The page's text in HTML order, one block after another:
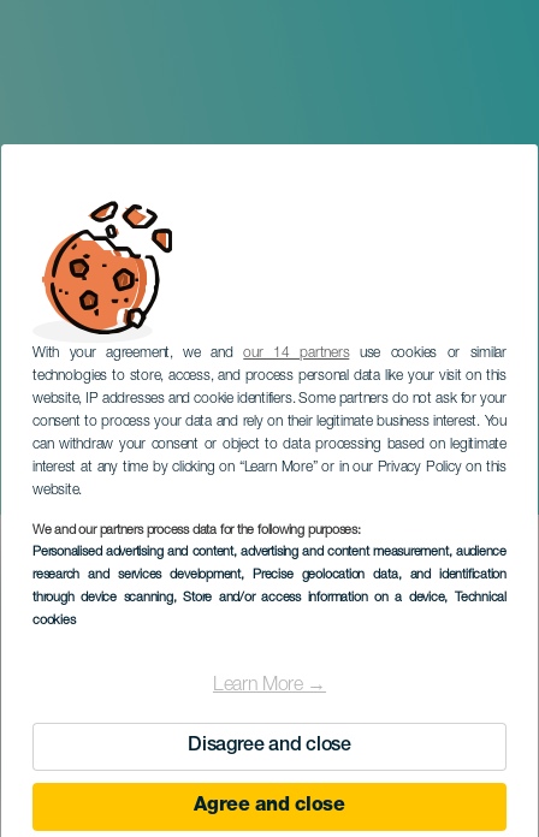
With your agreement, we andour 14 partnersuse cookies or similar
technologies to store, access, and process personal data like your visit on this
website, IP addresses and cookie identifiers. Some partners do not ask for your
consent to process your data and rely on their legitimate business interest. You
can withdraw your consent or object to data processing based on legitimate
interest at any time by clicking on “Learn More” or in our Privacy Policy on this
website.
We and our partners process data for the following purposes:
Personalised advertising and content, advertising and content measurement, audience
research and services development, Precise geolocation data, and identification
through device scanning, Store and/or access information on a device, Technical
cookies
Learn More →
Disagree and close
Agree and close
Winter Pride Maspalomas
GRAN CANARIA
Imagen
Listado